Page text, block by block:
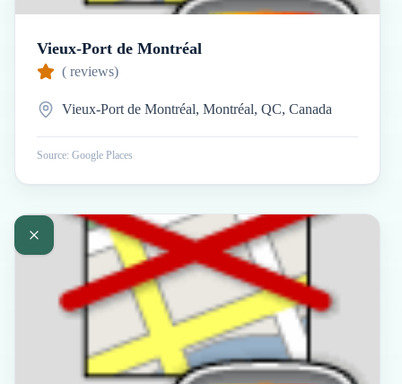
Vieux-Port de Montréal
( reviews)
Vieux-Port de Montréal, Montréal, QC, Canada
Source: Google Places